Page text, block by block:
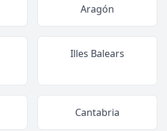
Aragón
Illes Balears
Cantabria